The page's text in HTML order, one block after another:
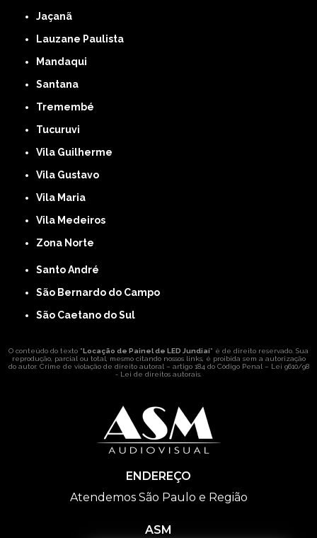
Jaçanã
Lauzane Paulista
Mandaqui
Santana
Tremembé
Tucuruvi
Vila Guilherme
Vila Gustavo
Vila Maria
Vila Medeiros
Zona Norte
Santo André
São Bernardo do Campo
São Caetano do Sul
O conteúdo do texto "Locação de Painel de LED Jundiaí" é de direito reservado. Sua
reprodução, parcial ou total, mesmo citando nossos links, é proibida sem a autorização
do autor. Crime de violação de direito autoral – artigo 184 do Código Penal – Lei 9610/98
- Lei de direitos autorais
ENDEREÇO
Atendemos São Paulo e Região
ASM